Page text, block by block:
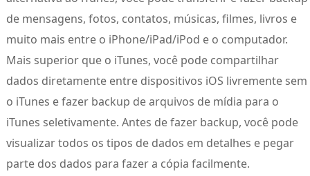
de mensagens, fotos, contatos, músicas, filmes, livros e
muito mais entre o iPhone/iPad/iPod e o computador.
Mais superior que o iTunes, você pode compartilhar
dados diretamente entre dispositivos iOS livremente sem
o iTunes e fazer backup de arquivos de mídia para o
iTunes seletivamente. Antes de fazer backup, você pode
visualizar todos os tipos de dados em detalhes e pegar
parte dos dados para fazer a cópia facilmente.